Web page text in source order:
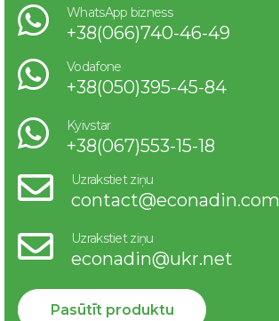
WhatsApp bizness
+38(066)740-46-49
Vodafone
+38(050)395-45-84
Kyivstar
+38(067)553-15-18
Uzrakstiet ziņu
contact@econadin.com
Uzrakstiet ziņu
econadin@ukr.net
Pasūtīt produktu